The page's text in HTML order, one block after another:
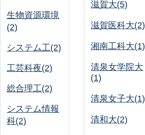
生物資源環境
(2)
システム工(2)
工芸科夜(2)
総合理工(2)
システム情報
科(2)
滋賀大(5)
滋賀医科大(2)
湘南工科大(1)
清泉女学院大
(1)
清泉女子大(1)
清和大(2)